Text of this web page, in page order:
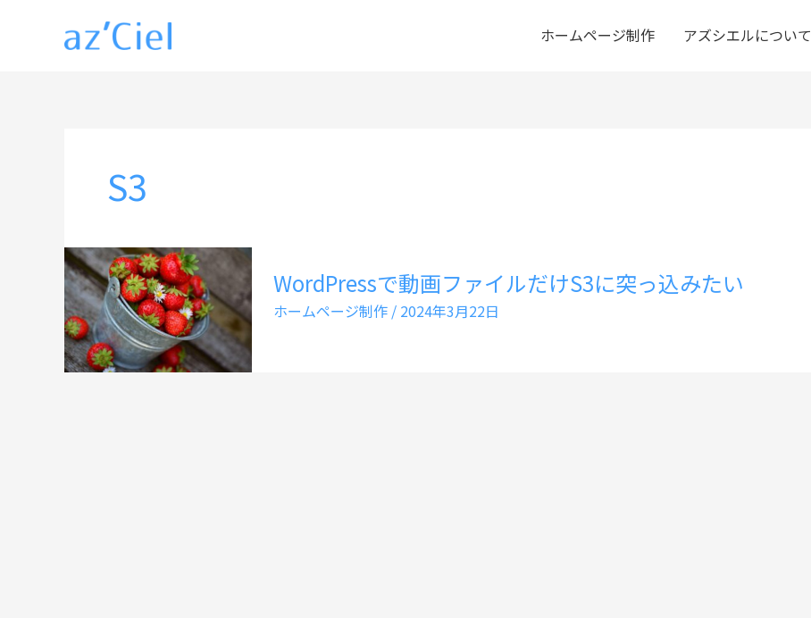
ホームページ制作 アズシエルについて
S3
WordPressで動画ファイルだけS3に突っ込みたい
ホームページ制作 / 2024年3月22日